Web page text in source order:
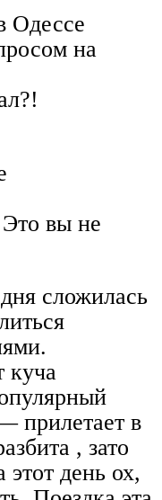
Одессе
на
вы не
сложилась
куча
прилетает в
, зато
этот день ох,